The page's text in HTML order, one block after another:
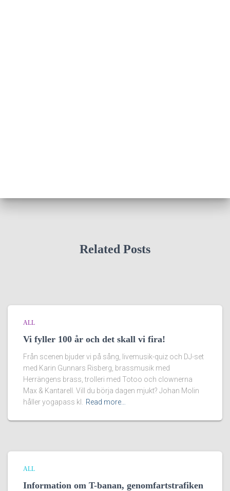
Related Posts
ALL
Vi fyller 100 år och det skall vi fira!
Från scenen bjuder vi på sång, livemusik-quiz och DJ-set
med Karin Gunnars Risberg, brassmusik med
Herrängens brass, trolleri med Totoo och clownerna
Max & Kantarell. Vill du börja dagen mjukt? Johan Molin
håller yogapass kl.
Read more…
ALL
Information om T-banan, genomfartstrafiken